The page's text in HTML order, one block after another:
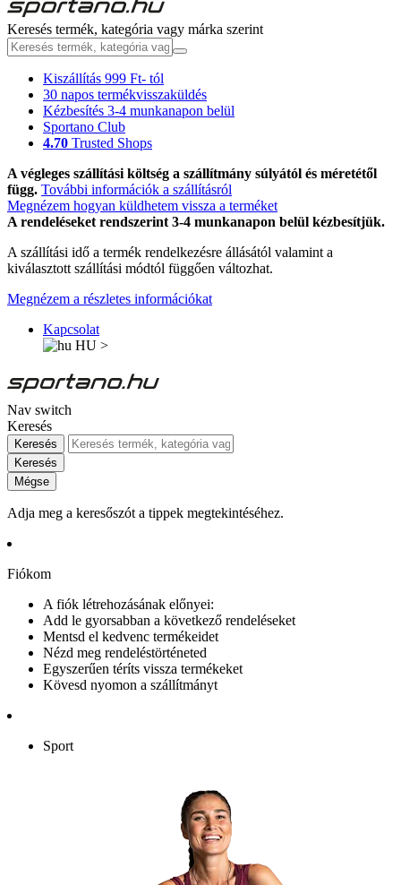
Keresés termék, kategória vagy márka szerint
Kiszállítás 999 Ft- tól
30 napos termékvisszaküldés
Kézbesítés 3-4 munkanapon belül
Sportano Club
4.70 Trusted Shops
A végleges szállítási költség a szállítmány súlyától és méretétől
függ. További információk a szállításról
Megnézem hogyan küldhetem vissza a terméket
A rendeléseket rendszerint 3-4 munkanapon belül kézbesítjük.
A szállítási idő a termék rendelkezésre állásától valamint a
kiválasztott szállítási módtól függően változhat.
Megnézem a részletes információkat
Kapcsolat
HU >
Nav switch
Keresés
Keresés
Keresés
Mégse
Adja meg a keresőszót a tippek megtekintéséhez.
Fiókom
A fiók létrehozásának előnyei:
Add le gyorsabban a következő rendeléseket
Mentsd el kedvenc termékeidet
Nézd meg rendeléstörténeted
Egyszerűen téríts vissza termékeket
Kövesd nyomon a szállítmányt
Sport